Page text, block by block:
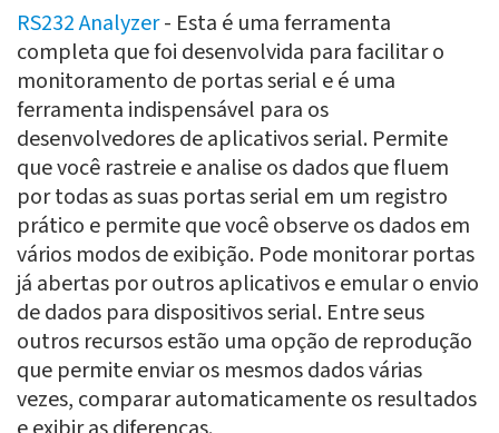
RS232 Analyzer- Esta é uma ferramenta
completa que foi desenvolvida para facilitar o
monitoramento de portas serial e é uma
ferramenta indispensável para os
desenvolvedores de aplicativos serial. Permite
que você rastreie e analise os dados que fluem
por todas as suas portas serial em um registro
prático e permite que você observe os dados em
vários modos de exibição. Pode monitorar portas
já abertas por outros aplicativos e emular o envio
de dados para dispositivos serial. Entre seus
outros recursos estão uma opção de reprodução
que permite enviar os mesmos dados várias
vezes, comparar automaticamente os resultados